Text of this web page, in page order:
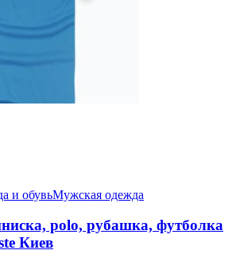
и обувьМужская одежда
polo, рубашка, футболка
Киев